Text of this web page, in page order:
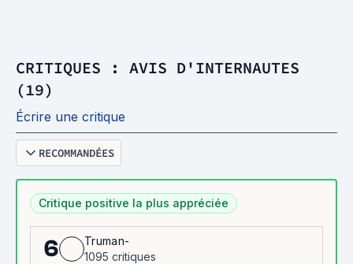
CRITIQUES : AVIS D'INTERNAUTES
(19)
Écrire une critique
RECOMMANDÉES
Critique positive la plus appréciée
6
Truman-
1095 critiques